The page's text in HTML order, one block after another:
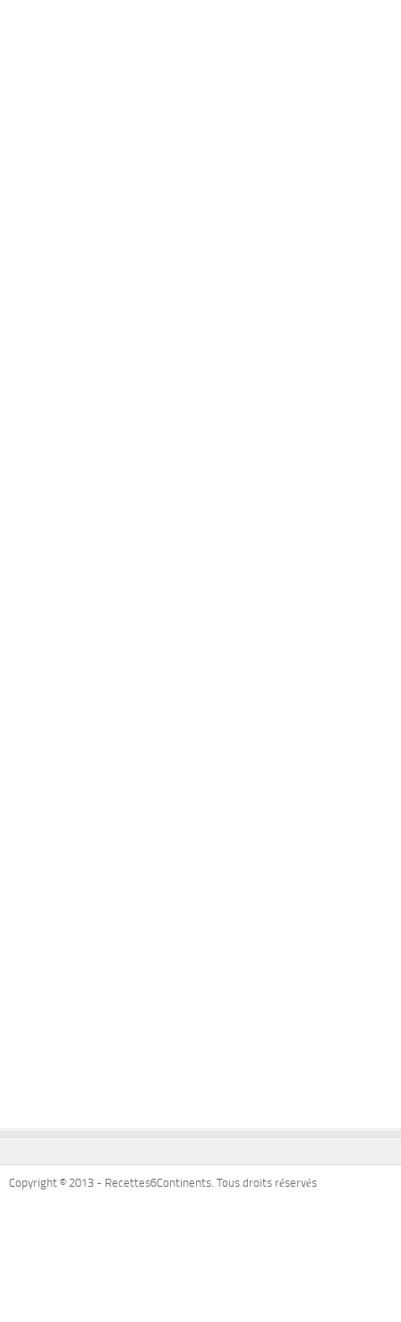
Copyright © 2013 - Recettes6Continents. Tous droits réservés